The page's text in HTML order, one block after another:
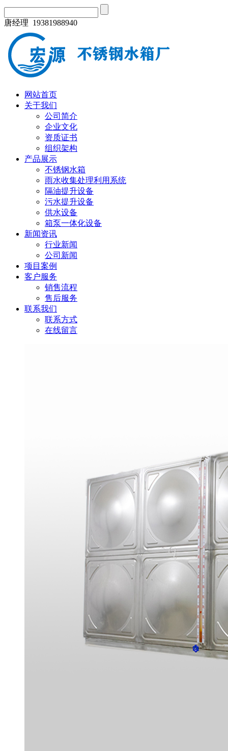
唐经理 19381988940
网站首页
关于我们
公司简介
企业文化
资质证书
组织架构
产品展示
不锈钢水箱
雨水收集处理利用系统
隔油提升设备
污水提升设备
供水设备
箱泵一体化设备
新闻资讯
行业新闻
公司新闻
项目案例
客户服务
销售流程
售后服务
联系我们
联系方式
在线留言